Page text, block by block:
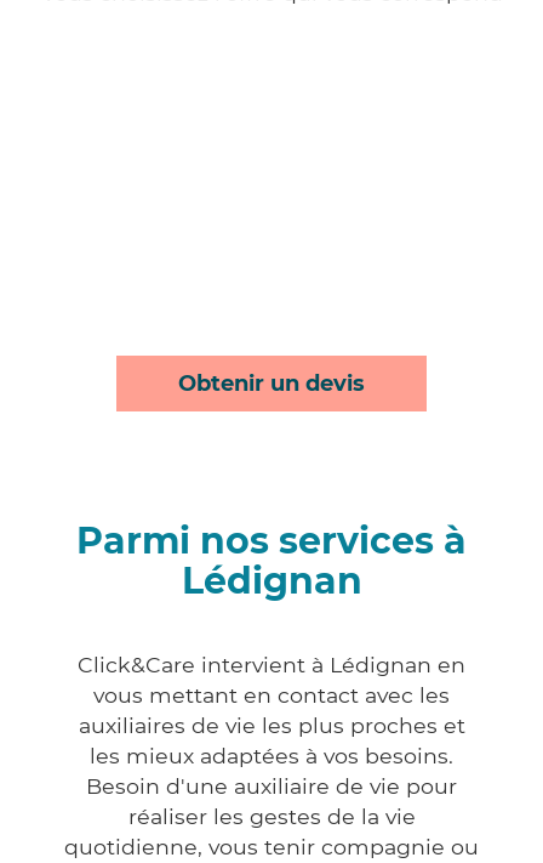
Obtenir un devis
Parmi nos services à
Lédignan
Click&Care intervient à Lédignan en
vous mettant en contact avec les
auxiliaires de vie les plus proches et
les mieux adaptées à vos besoins.
Besoin d'une auxiliaire de vie pour
réaliser les gestes de la vie
quotidienne, vous tenir compagnie ou